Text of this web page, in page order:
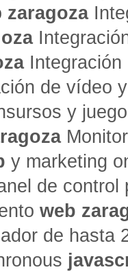
zaragoza
Integración
de vídeo
y
y marketing
de control
web
de hasta